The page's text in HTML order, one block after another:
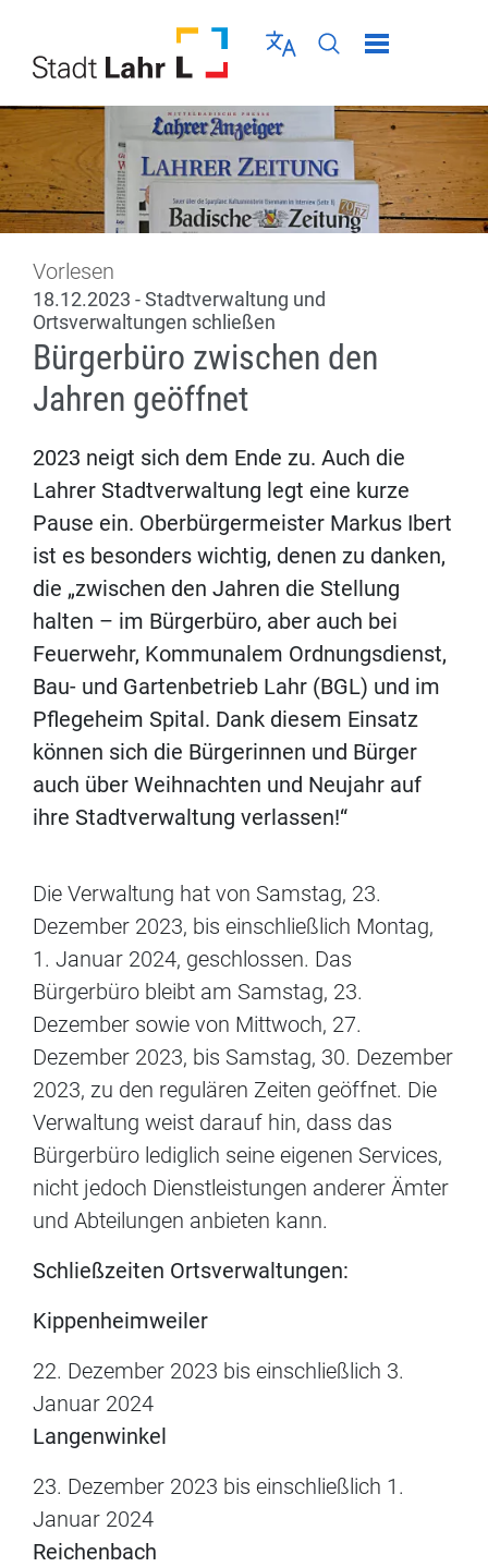
Sprache wählen
Seiten-Suche
Menü schließen
Vorlesen
18.12.2023 - Stadtverwaltung und
Ortsverwaltungen schließen
Bürgerbüro zwischen den
Jahren geöffnet
2023 neigt sich dem Ende zu. Auch die
Lahrer Stadtverwaltung legt eine kurze
Pause ein. Oberbürgermeister Markus Ibert
ist es besonders wichtig, denen zu danken,
die „zwischen den Jahren die Stellung
halten – im Bürgerbüro, aber auch bei
Feuerwehr, Kommunalem Ordnungsdienst,
Bau- und Gartenbetrieb Lahr (BGL) und im
Pflegeheim Spital. Dank diesem Einsatz
können sich die Bürgerinnen und Bürger
auch über Weihnachten und Neujahr auf
ihre Stadtverwaltung verlassen!“
Die Verwaltung hat von Samstag, 23.
Dezember 2023, bis einschließlich Montag,
1. Januar 2024, geschlossen. Das
Bürgerbüro bleibt am Samstag, 23.
Dezember sowie von Mittwoch, 27.
Dezember 2023, bis Samstag, 30. Dezember
2023, zu den regulären Zeiten geöffnet. Die
Verwaltung weist darauf hin, dass das
Bürgerbüro lediglich seine eigenen Services,
nicht jedoch Dienstleistungen anderer Ämter
und Abteilungen anbieten kann.
Schließzeiten Ortsverwaltungen:
Kippenheimweiler
22. Dezember 2023 bis einschließlich 3.
Januar 2024
Langenwinkel
23. Dezember 2023 bis einschließlich 1.
Januar 2024
Reichenbach